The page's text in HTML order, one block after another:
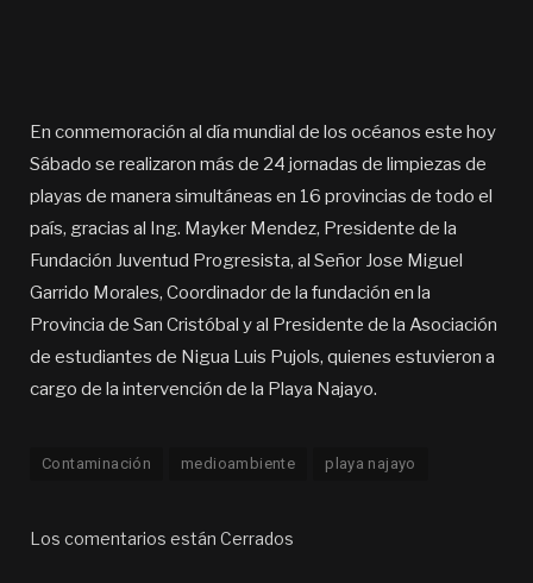
En conmemoración al día mundial de los océanos este hoy
Sábado se realizaron más de 24 jornadas de limpiezas de
playas de manera simultáneas en 16 provincias de todo el
país, gracias al Ing. Mayker Mendez, Presidente de la
Fundación Juventud Progresista, al Señor Jose Miguel
Garrido Morales, Coordinador de la fundación en la
Provincia de San Cristóbal y al Presidente de la Asociación
de estudiantes de Nigua Luis Pujols, quienes estuvieron a
cargo de la intervención de la Playa Najayo.
Contaminación medioambiente playa najayo
Los comentarios están Cerrados